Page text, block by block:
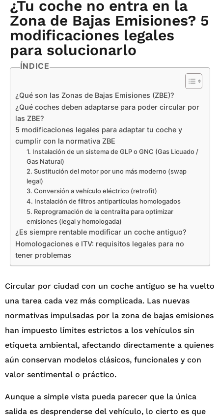
¿Tu coche no entra en la
Zona de Bajas Emisiones? 5
modificaciones legales
para solucionarlo
ÍNDICE
¿Qué son las Zonas de Bajas Emisiones (ZBE)?
¿Qué coches deben adaptarse para poder circular por
las ZBE?
5 modificaciones legales para adaptar tu coche y
cumplir con la normativa ZBE
1. Instalación de un sistema de GLP o GNC (Gas Licuado /
Gas Natural)
2. Sustitución del motor por uno más moderno (swap
legal)
3. Conversión a vehículo eléctrico (retrofit)
4. Instalación de filtros antipartículas homologados
5. Reprogramación de la centralita para optimizar
emisiones (legal y homologada)
¿Es siempre rentable modificar un coche antiguo?
Homologaciones e ITV: requisitos legales para no
tener problemas
Circular por ciudad con un coche antiguo se ha vuelto
una tarea cada vez más complicada. Las nuevas
normativas impulsadas por la zona de bajas emisiones
han impuesto límites estrictos a los vehículos sin
etiqueta ambiental, afectando directamente a quienes
aún conservan modelos clásicos, funcionales y con
valor sentimental o práctico.
Aunque a simple vista pueda parecer que la única
salida es desprenderse del vehículo, lo cierto es que